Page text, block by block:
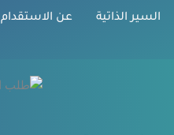
السير الذاتية عن الاستقدام